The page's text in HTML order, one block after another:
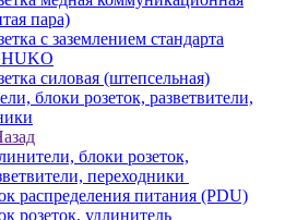
пара)
с заземлением стандарта
силовая (штепсельная)
блоки розеток, разветвители,
блоки розеток,
переходники
распределения питания (PDU)
розеток, удлинитель